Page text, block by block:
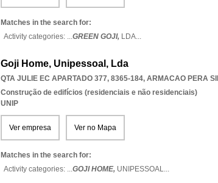
Matches in the search for:
Activity categories: ...GREEN GOJI, LDA...
Goji Home, Unipessoal, Lda
QTA JULIE EC APARTADO 377, 8365-184, ARMACAO PERA
Construção de edifícios (residenciais e não residenciais)
UNIP
Ver empresa Ver no Mapa
Matches in the search for:
Activity categories: ...GOJI HOME, UNIPESSOAL...